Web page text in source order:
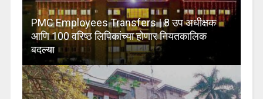
PMC Employees Transfers | 8 उप अधीक्षक
आणि 100 वरिष्ठ लिपिकांच्या होणार नियतकालिक
बदल्या